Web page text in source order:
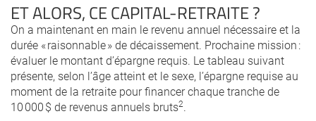
ET ALORS, CE CAPITAL-RETRAITE ?
On a maintenant en main le revenu annuel nécessaire et la
durée « raisonnable » de décaissement. Prochaine mission :
évaluer le montant d’épargne requis. Le tableau suivant
présente, selon l’âge atteint et le sexe, l’épargne requise au
moment de la retraite pour financer chaque tranche de
10 000 $ de revenus annuels bruts2.